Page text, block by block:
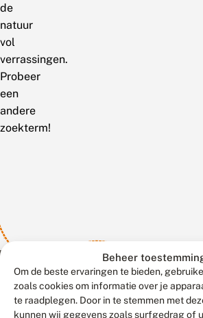
Beheer
Om de beste ervaringen te bieden,
zoals cookies om informatie over je
te raadplegen. Door in te stemmen met
kunnen wij gegevens zoals surfgedrag of
de
natuur
vol
verrassingen.
Probeer
een
andere
zoekterm!
Meld waarnemingen© 2026 Vlinderstichting